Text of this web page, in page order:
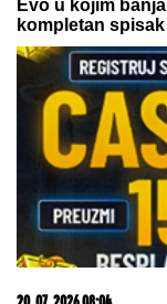
05. 08. 2026 14:12
Koliko visoku